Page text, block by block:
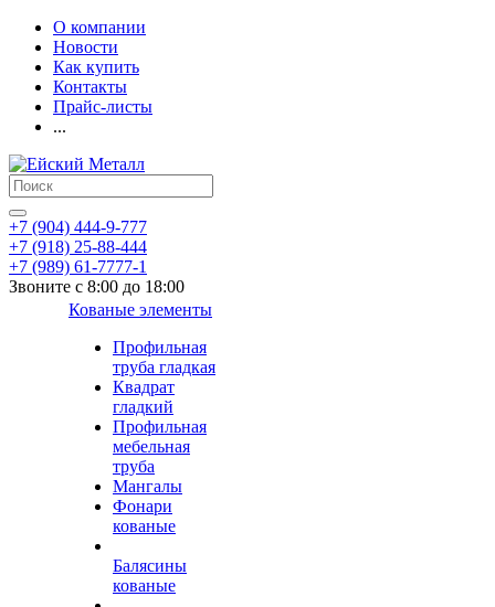
О компании
Новости
Как купить
Контакты
Прайс-листы
...
+7 (904) 444-9-777
+7 (918) 25-88-444
+7 (989) 61-7777-1
Звоните с 8:00 до 18:00
Кованые элементы
Профильная
труба гладкая
Квадрат
гладкий
Профильная
мебельная
труба
Мангалы
Фонари
кованые
Балясины
кованые